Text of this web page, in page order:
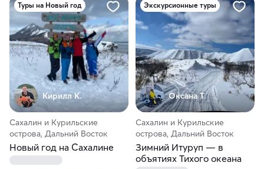
Туры на Новый год
Кирилл К.
Сахалин и Курильские
острова, Дальний Восток
Новый год на Сахалине
Экскурсионные туры
Оксана Т.
Сахалин и Курильские
острова, Дальний Восток
Зимний Итуруп — в
объятиях Тихого океана